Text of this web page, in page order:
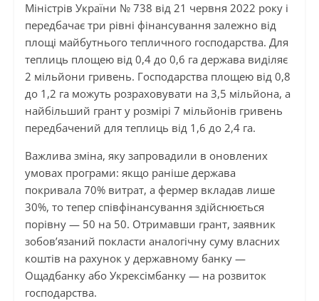
Міністрів України № 738 від 21 червня 2022 року і
передбачає три рівні фінансування залежно від
площі майбутнього тепличного господарства. Для
теплиць площею від 0,4 до 0,6 га держава виділяє
2 мільйони гривень. Господарства площею від 0,8
до 1,2 га можуть розраховувати на 3,5 мільйона, а
найбільший грант у розмірі 7 мільйонів гривень
передбачений для теплиць від 1,6 до 2,4 га.
Важлива зміна, яку запровадили в оновлених
умовах програми: якщо раніше держава
покривала 70% витрат, а фермер вкладав лише
30%, то тепер співфінансування здійснюється
порівну — 50 на 50. Отримавши грант, заявник
зобов’язаний покласти аналогічну суму власних
коштів на рахунок у державному банку —
Ощадбанку або Укрексімбанку — на розвиток
господарства.